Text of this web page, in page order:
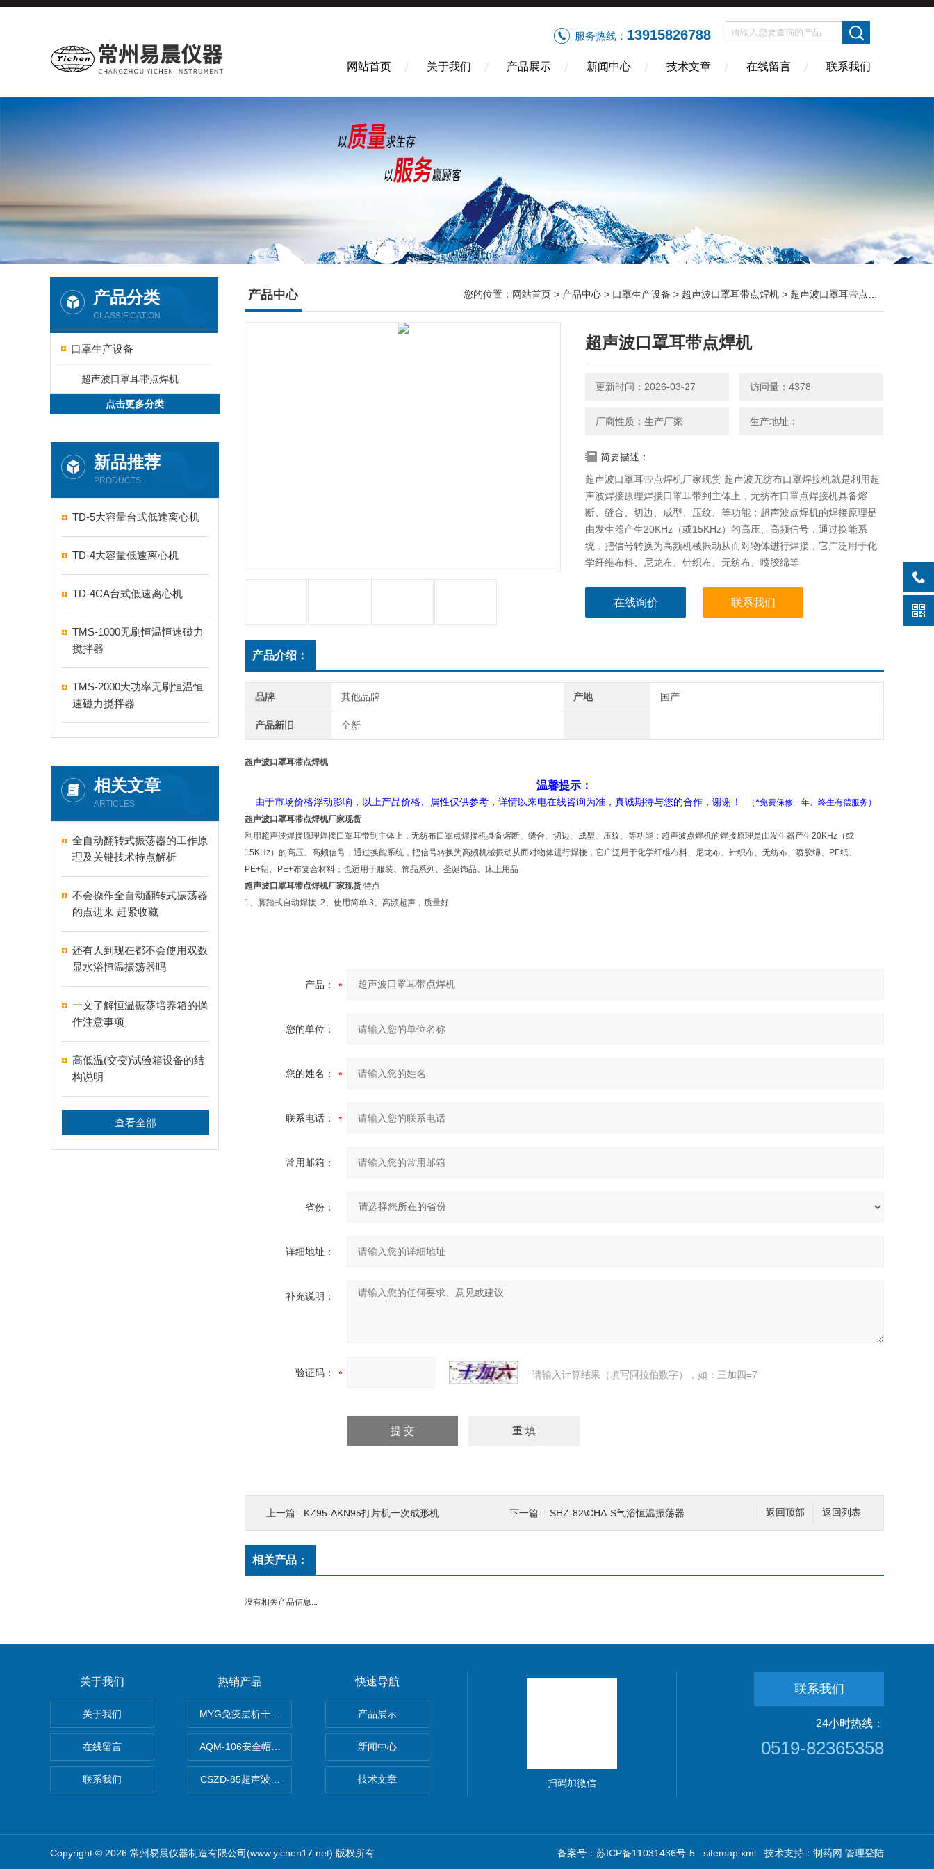
服务热线： 13915826788
网站首页 关于我们 产品展示 新闻中心 技术文章 在线留言 联系我们
产品分类
CLASSIFICATION
口罩生产设备
超声波口罩耳带点焊机
点击更多分类
新品推荐
PRODUCTS
TD-5大容量台式低速离心机
TD-4大容量低速离心机
TD-4CA台式低速离心机
TMS-1000无刷恒温恒速磁力
搅拌器
TMS-2000大功率无刷恒温恒
速磁力搅拌器
相关文章
ARTICLES
全自动翻转式振荡器的工作原
理及关键技术特点解析
不会操作全自动翻转式振荡器
的点进来 赶紧收藏
还有人到现在都不会使用双数
显水浴恒温振荡器吗
一文了解恒温振荡培养箱的操
作注意事项
高低温(交变)试验箱设备的结
构说明
查看全部
产品中心 您的位置： 网站首页 > 产品中心 > 口罩生产设备 > 超声波口罩耳带点焊机 > 超声波口罩耳带点焊机
超声波口罩耳带点焊机
更新时间：2026-03-27 访问量：4378
厂商性质：生产厂家 生产地址：
简要描述：
超声波口罩耳带点焊机厂家现货 超声波无纺布口罩焊接机就是利用超
声波焊接原理焊接口罩耳带到主体上，无纺布口罩点焊接机具备熔
断、缝合、切边、成型、压纹、等功能；超声波点焊机的焊接原理是
由发生器产生20KHz（或15KHz）的高压、高频信号，通过换能系
统，把信号转换为高频机械振动从而对物体进行焊接，它广泛用于化
学纤维布料、尼龙布、针织布、无纺布、喷胶绵等
在线询价 联系我们
产品介绍：
品牌 其他品牌 产地 国产
产品新旧 全新
超声波口罩耳带点焊机
温馨提示：
由于市场价格浮动影响，以上产品价格、属性仅供参考，详情以来电在线咨询为准，真诚期待与您的合作，谢谢！
（*免费保修一年、终生有偿服务）
超声波口罩耳带点焊机厂家现货
利用超声波焊接原理焊接口罩耳带到主体上，无纺布口罩点焊接机具备熔断、缝合、切边、成型、压纹、等功能；超声波点焊机的焊接原理是由发生器产生20KHz（或
15KHz）的高压、高频信号，通过换能系统，把信号转换为高频机械振动从而对物体进行焊接，它广泛用于化学纤维布料、尼龙布、针织布、无纺布、喷胶绵、PE纸、
PE+铝、PE+布复合材料；也适用于服装、饰品系列、圣诞饰品、床上用品
超声波口罩耳带点焊机厂家现货特点
1、脚踏式自动焊接 2、使用简单 3、高频超声，质量好
产品：
您的单位：
您的姓名：
联系电话：
常用邮箱：
省份：
详细地址：
补充说明：
验证码： 请输入计算结果（填写阿拉伯数字），如：三加四=7
返回列表
返回顶部
上一篇 : KZ95-AKN95打片机一次成形机 下一篇 : SHZ-82\CHA-S气浴恒温振荡器
相关产品：
没有相关产品信息...
关于我们
关于我们
在线留言
联系我们
热销产品
MYG免疫层析干燥箱
AQM-106安全帽高温预处理箱设备
CSZD-85超声波清洗振荡器
快速导航
产品展示
新闻中心
技术文章 扫码加微信
联系我们
24小时热线：
0519-82365358
Copyright © 2026 常州易晨仪器制造有限公司(www.yichen17.net) 版权所有 备案号：苏ICP备11031436号-5 sitemap.xml 技术支持： 制药网 管理登陆